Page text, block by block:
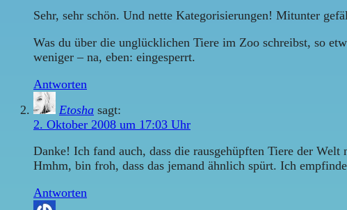
Sehr, sehr schön. Und nette Kategorisierungen! Mitunter
Was du über die unglücklichen Tiere im Zoo schreibst, so
weniger – na, eben: eingesperrt.
Antworten
Etosha sagt:
2. Oktober 2008 um 17:03 Uhr
Danke! Ich fand auch, dass die rausgehüpften Tiere der
Hmhm, bin froh, dass das jemand ähnlich spürt. Ich
Antworten